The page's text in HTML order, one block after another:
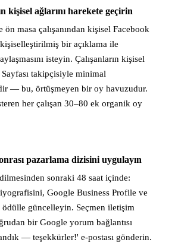
kişisel ağlarını harekete geçirin
ön masa çalışanından kişisel Facebook
bir açıklama ile
isteyin. Çalışanların kişisel
Sayfası takipçisiyle minimal
— bu, örtüşmeyen bir oy havuzudur.
her çalışan 30–80 ek organik oy
pazarlama dizisini uygulayın
sonraki 48 saat içinde:
Google Business Profile ve
ödülle güncelleyin. Seçmen iletişim
bir Google yorum bağlantısı
— teşekkürler!' e-postası gönderin.